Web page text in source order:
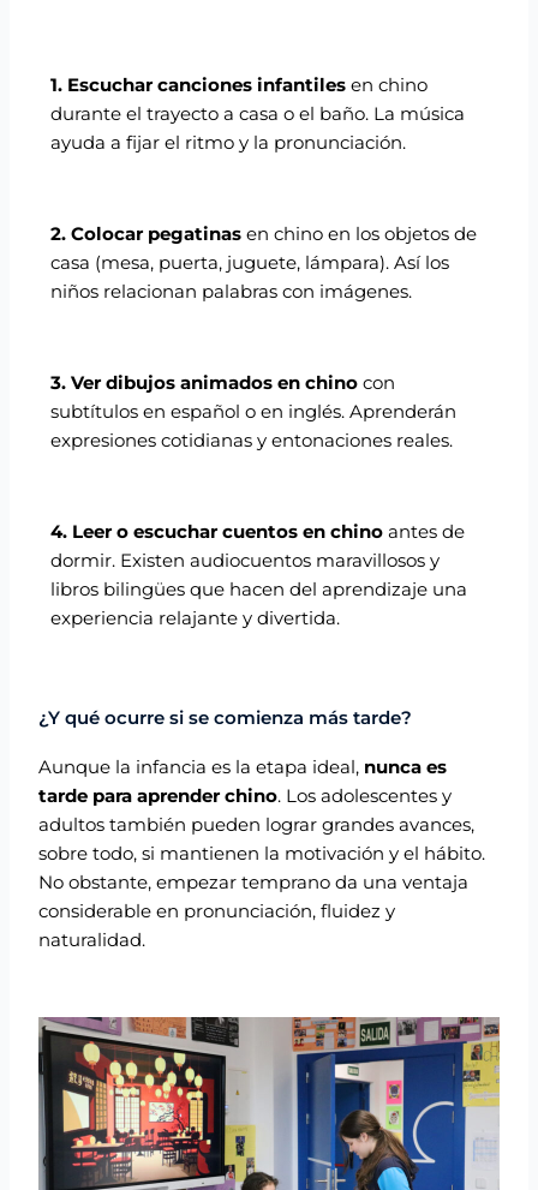
1. Escuchar canciones infantiles en chino
durante el trayecto a casa o el baño. La música
ayuda a fijar el ritmo y la pronunciación.
2. Colocar pegatinas en chino en los objetos de
casa (mesa, puerta, juguete, lámpara). Así los
niños relacionan palabras con imágenes.
3. Ver dibujos animados en chino con
subtítulos en español o en inglés. Aprenderán
expresiones cotidianas y entonaciones reales.
4. Leer o escuchar cuentos en chino antes de
dormir. Existen audiocuentos maravillosos y
libros bilingües que hacen del aprendizaje una
experiencia relajante y divertida.
¿Y qué ocurre si se comienza más tarde?
Aunque la infancia es la etapa ideal, nunca es
tarde para aprender chino. Los adolescentes y
adultos también pueden lograr grandes avances,
sobre todo, si mantienen la motivación y el hábito.
No obstante, empezar temprano da una ventaja
considerable en pronunciación, fluidez y
naturalidad.